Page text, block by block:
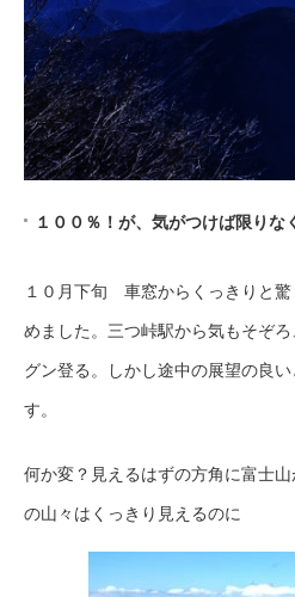
１００％！が、気がつけば限り
１０月下旬 車窓からくっきりと
めました。三つ峠駅から気もそぞ
グン登る。しかし途中の展望の良
す。
何か変？見えるはずの方角に富士
の山々はくっきり見えるのに